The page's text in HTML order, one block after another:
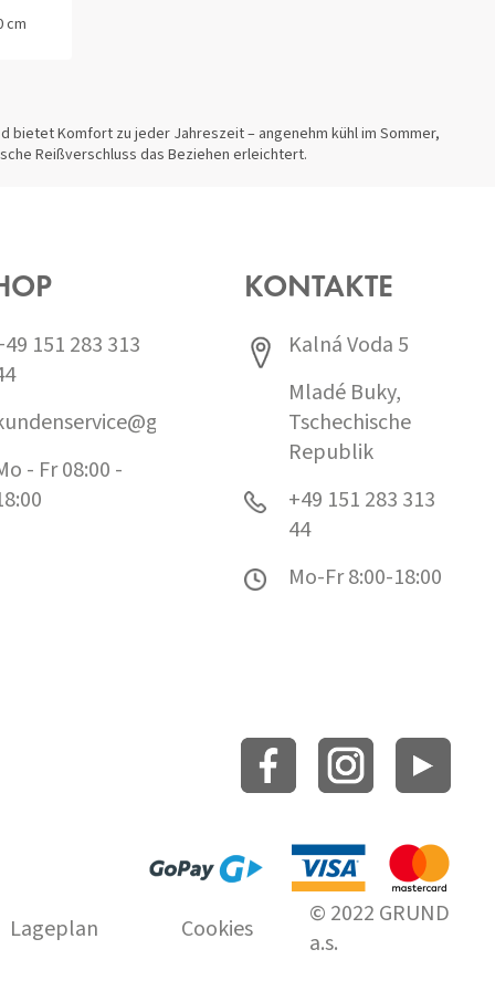
cm
bietet Komfort zu jeder Jahreszeit – angenehm kühl im Sommer,
Reißverschluss das Beziehen erleichtert.
151 283 313
- Fr 08:00 -
KONTAKTE
Kalná Voda 5
Mladé Buky,
Tschechische
Republik
+49 151 283 313
44
Mo-Fr 8:00-18:00
Lageplan Cookies
© 2022 GRUND
a.s.